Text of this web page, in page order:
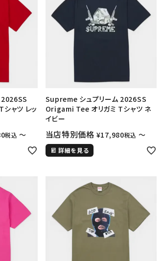
ャツ レッ
税込 〜
Supreme シュプリーム 2026SS
Origami Tee オリガミ Tシャツ ネ
イビー
当店特別価格 ¥17,980税込 〜
詳細を見る